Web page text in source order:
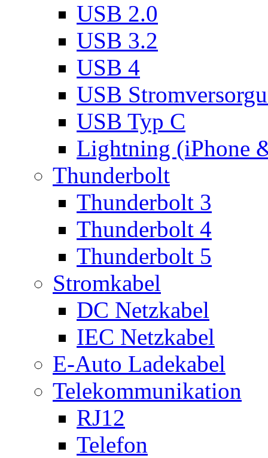
USB 2.0
USB 3.2
USB 4
USB
USB Typ C
Lightning (iPhone
Thunderbolt
Thunderbolt 3
Thunderbolt 4
Thunderbolt 5
Stromkabel
DC Netzkabel
IEC Netzkabel
E-Auto Ladekabel
Telekommunikation
RJ12
Telefon